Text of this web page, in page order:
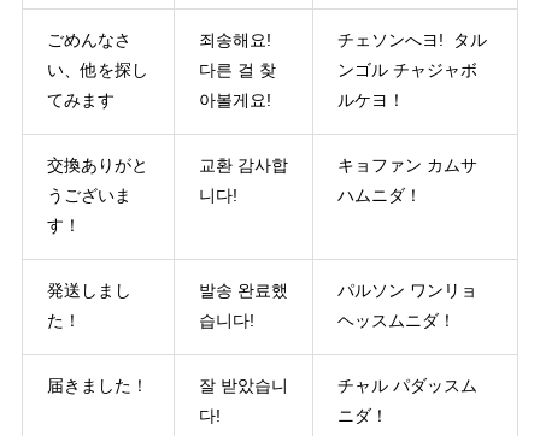
ごめんなさ
い、他を探し
てみます
죄송해요!
다른 걸 찾
아볼게요!
チェソンへヨ! タル
ンゴル チャジャボ
ルケヨ！
交換ありがと
うございま
す！
교환 감사합
니다!
キョファン カムサ
ハムニダ！
発送しまし
た！
발송 완료했
습니다!
パルソン ワンリョ
ヘッスムニダ！
届きました！
잘 받았습니
다!
チャル パダッスム
ニダ！